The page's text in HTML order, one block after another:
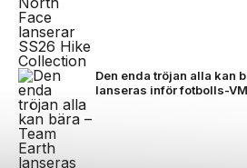
Den enda tröjan alla kan
lanseras inför fotbolls-